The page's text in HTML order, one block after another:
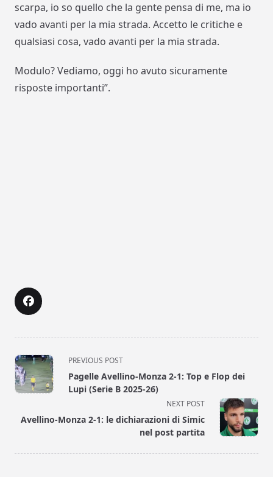
scarpa, io so quello che la gente pensa di me, ma io
vado avanti per la mia strada. Accetto le critiche e
qualsiasi cosa, vado avanti per la mia strada.
Modulo? Vediamo, oggi ho avuto sicuramente
risposte importanti”.
<span
class="nav-
subtitle
reader-
PREVIOUS POST
Pagelle Avellino-Monza 2-1: Top e Flop dei
Lupi (Serie B 2025-26)
NEXT POST
Avellino-Monza 2-1: le dichiarazioni di Simic
nel post partita